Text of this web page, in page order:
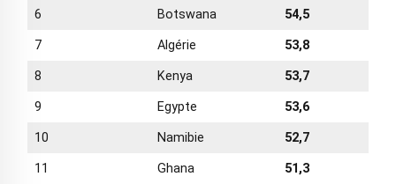
6 Botswana 54,5
7 Algérie 53,8
8 Kenya 53,7
9 Egypte 53,6
10 Namibie 52,7
11 Ghana 51,3